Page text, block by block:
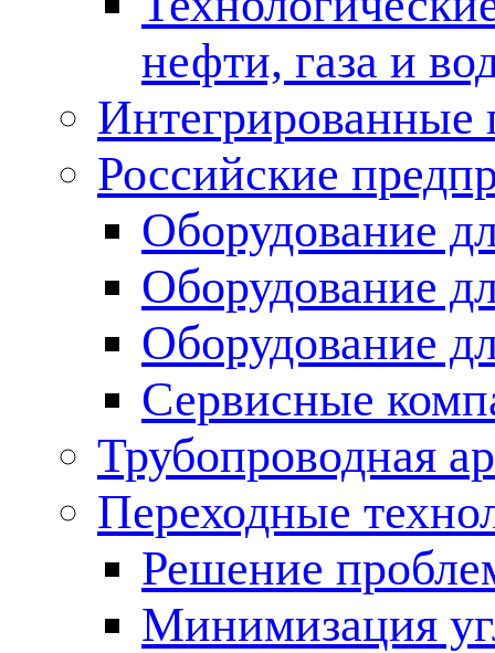
нефти, газа и
Российские
Оборудование
Оборудование
Оборудование
Сервисные
Трубопроводная
Переходные
Решение
Минимизация